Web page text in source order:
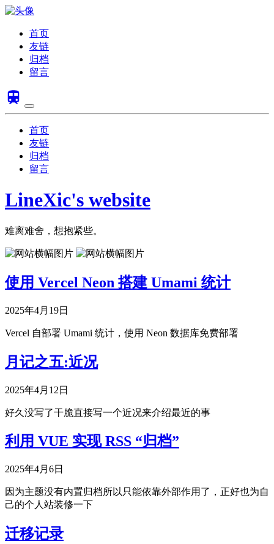
首页
友链
归档
留言
首页
友链
归档
留言
LineXic's website
难离难舍，想抱紧些。
使用 Vercel Neon 搭建 Umami 统计
2025年4月19日
Vercel 自部署 Umami 统计，使用 Neon 数据库免费部署
月记之五:近况
2025年4月12日
好久没写了干脆直接写一个近况来介绍最近的事
利用 VUE 实现 RSS “归档”
2025年4月6日
因为主题没有内置归档所以只能依靠外部作用了，正好也为自
己的个人站装修一下
迁移记录